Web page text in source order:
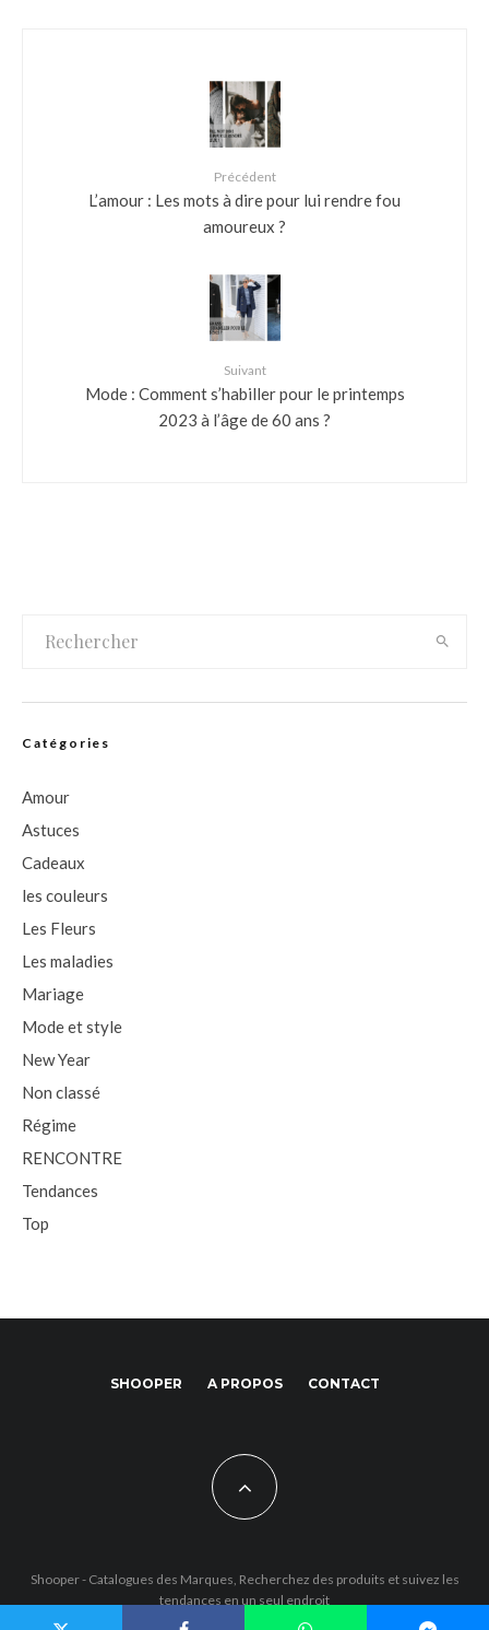
Précédent
L’amour : Les mots à dire pour lui rendre fou
amoureux ?
Suivant
Mode : Comment s’habiller pour le printemps
2023 à l’âge de 60 ans ?
Catégories
Amour
Astuces
Cadeaux
les couleurs
Les Fleurs
Les maladies
Mariage
Mode et style
New Year
Non classé
Régime
RENCONTRE
Tendances
Top
SHOOPER A PROPOS CONTACT
Shooper - Catalogues des Marques, Recherchez des produits et suivez les
tendances en un seul endroit